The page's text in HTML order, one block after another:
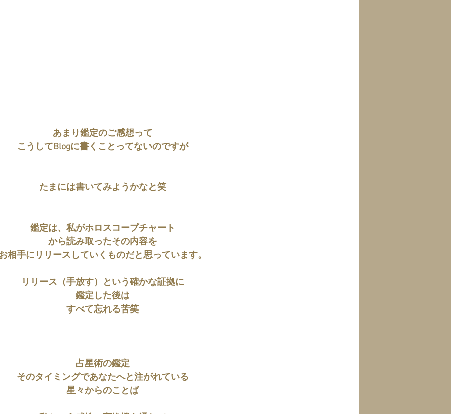
あまり鑑定のご感想って
こうしてBlogに書くことってないのですが
たまには書いてみようかなと笑
鑑定は、私がホロスコープチャート
から読み取ったその内容を
相手にリリースしていくものだと思っています。
リリース（手放す）という確かな証拠に
鑑定した後は
すべて忘れる苦笑
占星術の鑑定
そのタイミングであなたへと注がれている
星々からのことば